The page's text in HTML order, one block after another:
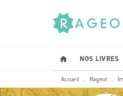
MENU
home NOS LIVRES
Accueil • Rageot •